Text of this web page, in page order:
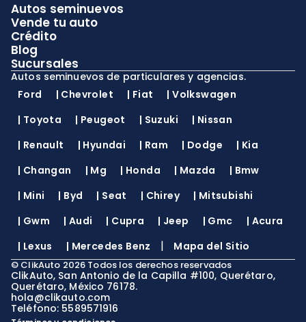
Autos seminuevos
Vende tu auto
Crédito
Blog
Sucursales
Autos seminuevos de particulares y agencias.
Ford
| Chevrolet | Fiat |Volkswagen
| Toyota | Peugeot | Suzuki | Nissan
| Renault | Hyundai | Ram | Dodge | Kia
| Changan | Mg | Honda | Mazda | Bmw
| Mini | Byd | Seat | Chirey | Mitsubishi
| Gwm | Audi | Cupra | Jeep | Gmc | Acura
| Lexus | Mercedes Benz | Mapa del Sitio
© ClikAuto 2026 Todos los derechos reservados
ClikAuto, San Antonio de la Capilla #100, Querétaro,
Querétaro, México 76178.
hola@clikauto.com
Teléfono: 5589571916